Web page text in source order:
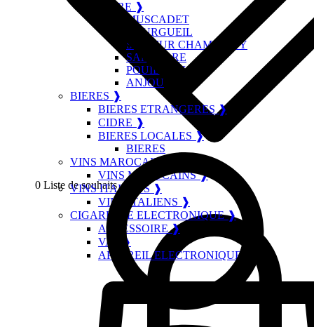
0 Liste de souhaits
LOIRE ❱
MUSCADET
BOURGUEIL
SAUMUR CHAMPIGNY
SANCERRE
POUILLY FUME
ANJOU
BIERES ❱
BIERES ETRANGERES ❱
CIDRE ❱
BIERES LOCALES ❱
BIERES
VINS MAROCAINS ❱
VINS MAROCAINS ❱
VINS ITALIENS ❱
VINS ITALIENS ❱
CIGARETTE ELECTRONIQUE ❱
ACCESSOIRE ❱
VAP ❱
APPAREIL ELECTRONIQUE ❱